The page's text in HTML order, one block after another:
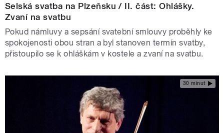
Selská svatba na Plzeňsku / II. část: Ohlášky.
Zvaní na svatbu
Pokud námluvy a sepsání svatební smlouvy proběhly ke
spokojenosti obou stran a byl stanoven termín svatby,
přistoupilo se k ohláškám v kostele a zvaní na svatbu.
30 minut